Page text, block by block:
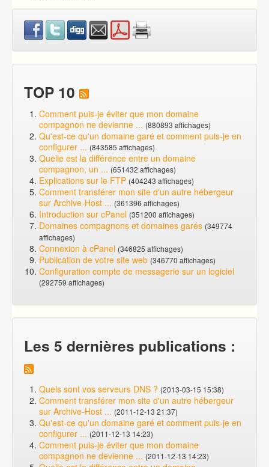
TOP 10
Comment puis-je éviter que mon domaine
compagnon ne devienne ... (880893 affichages)
Qu'est-ce qu'un domaine garé et comment puis-je en
configurer ... (843585 affichages)
Quelle est la différence entre un domaine
compagnon, un ... (651432 affichages)
Explications sur le FTP (404243 affichages)
Comment transférer mon site d'un autre hébergeur
sur Archive-Host ... (361396 affichages)
Introduction sur cPanel (351200 affichages)
Domaines compagnons et domaines garés (349774
affichages)
Connexion à cPanel (346825 affichages)
Publication de votre site web (346770 affichages)
Configuration compte de messagerie sur un logiciel
(292759 affichages)
Les 5 dernières publications :
Quels sont vos serveurs DNS ? (2013-03-15 15:38)
Comment transférer mon site d'un autre hébergeur
sur Archive-Host ... (2011-12-13 21:37)
Qu'est-ce qu'un domaine garé et comment puis-je en
configurer ... (2011-12-13 14:23)
Comment puis-je éviter que mon domaine
compagnon ne devienne ... (2011-12-13 14:23)